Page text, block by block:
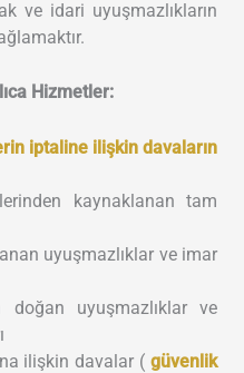
ve idari uyuşmazlıkların
Hizmetler:
iptaline ilişkin davaların
kaynaklanan tam
uyuşmazlıklar ve imar
uyuşmazlıklar ve
ilişkin davalar ( güvenlik